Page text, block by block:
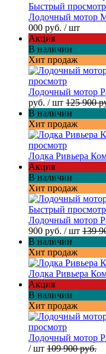
Быстрый просмотр
Лодочный мотор
000 руб. / шт
Акция
В наличии
Хит продаж
просмотр
Лодочный мотор
руб. / шт 125 900
В наличии
Хит продаж
просмотр
Лодка Ривьера
Акция
В наличии
Хит продаж
Быстрый просмотр
Лодочный мотор
900 руб. / шт 139
В наличии
Хит продаж
Лодка Ривьера
Акция
В наличии
Хит продаж
просмотр
Лодочный мотор
/ шт 109 900 руб.